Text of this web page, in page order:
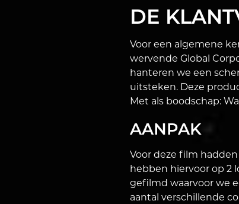
DE
Voor een algemene
wervende Global
hanteren we een
uitsteken. Deze
Met als boodschap:
AANPAK
Voor deze film
hebben hiervoor op 2
gefilmd waarvoor we
aantal verschillende